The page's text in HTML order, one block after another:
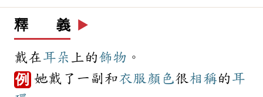
釋 義 ▶️
戴在耳朵 上的飾物 。
例 她戴了一副和衣服 顏色很相稱的 耳